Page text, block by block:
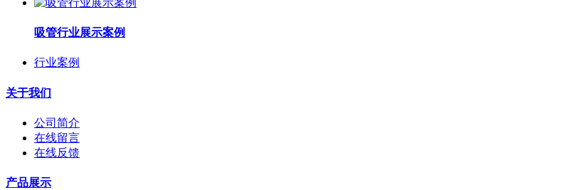
吸管行业展示案例
行业案例
关于我们
公司简介
在线留言
在线反馈
产品展示